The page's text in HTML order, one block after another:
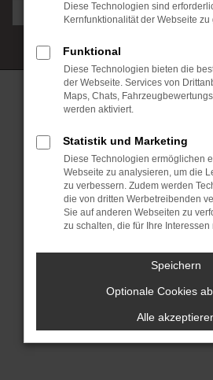
Altötting | info@gerich.info |
Impressum
Datenschutz
Diese Technologien sind
Kernfunktionalität der Webseite
Funktional
Diese Technologien bieten die
der Webseite. Services von
Maps, Chats,
werden aktiviert.
Statistik und Marketing
Diese Technologien ermöglichen
Webseite zu analysieren, um die
zu verbessern. Zudem werden
die von dritten Werbetreibenden
Sie auf anderen Webseiten zu
zu schalten, die für Ihre
Speichern
Optionale Cookies
Alle